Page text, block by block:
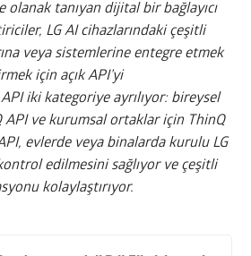
olanak tanıyan dijital bir bağlayıcı
LG AI cihazlarındaki çeşitli
veya sistemlerine entegre etmek
için açık API’yi
iki kategoriye ayrılıyor: bireysel
API ve kurumsal ortaklar için ThinQ
evlerde veya binalarda kurulu LG
edilmesini sağlıyor ve çeşitli
kolaylaştırıyor.